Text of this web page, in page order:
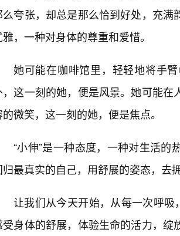
么夸张，却总是那么恰到好处，充
，一种对身体的尊重和爱惜。
她可能在咖啡馆里，轻轻地将手
，这一刻的她，便是风景。她可能
的微笑，这一刻的她，便是焦点。
“小伸”是一种态度，一种对生活
归最真实的自己，用舒展的姿态，去
让我们从今天开始，从每一次呼吸
受身体的舒展，体验生命的活力，